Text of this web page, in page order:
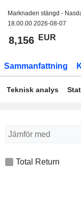
Marknaden stängd -
18.00.00 2026-08-07
8,156 EUR
Sammanfattning
Teknisk analys
Total Return